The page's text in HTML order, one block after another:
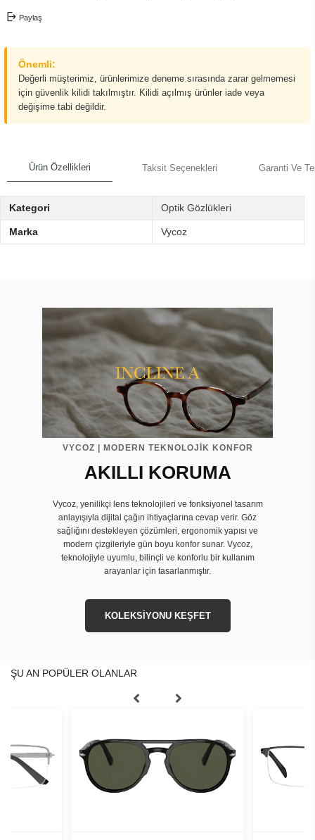
Paylaş
Önemli:
Değerli müşterimiz, ürünlerimize deneme sırasında zarar gelmemesi
için güvenlik kilidi takılmıştır. Kilidi açılmış ürünler iade veya
değişime tabi değildir.
Ürün Özellikleri Taksit Seçenekleri Garanti Ve
Kategori Optik Gözlükleri
Marka Vycoz
VYCOZ | MODERN TEKNOLOJİK KONFOR
AKILLI KORUMA
Vycoz, yenilikçi lens teknolojileri ve fonksiyonel tasarım
anlayışıyla dijital çağın ihtiyaçlarına cevap verir. Göz
sağlığını destekleyen çözümleri, ergonomik yapısı ve
modern çizgileriyle gün boyu konfor sunar. Vycoz,
teknolojiyle uyumlu, bilinçli ve konforlu bir kullanım
arayanlar için tasarlanmıştır.
KOLEKSİYONU KEŞFET
ŞU AN POPÜLER OLANLAR